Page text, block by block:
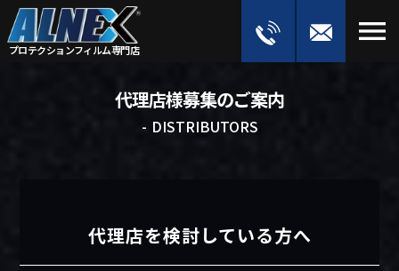
プロテクションフィルム専門店
menu
代理店様募集のご案内
- DISTRIBUTORS
代理店を検討している方へ